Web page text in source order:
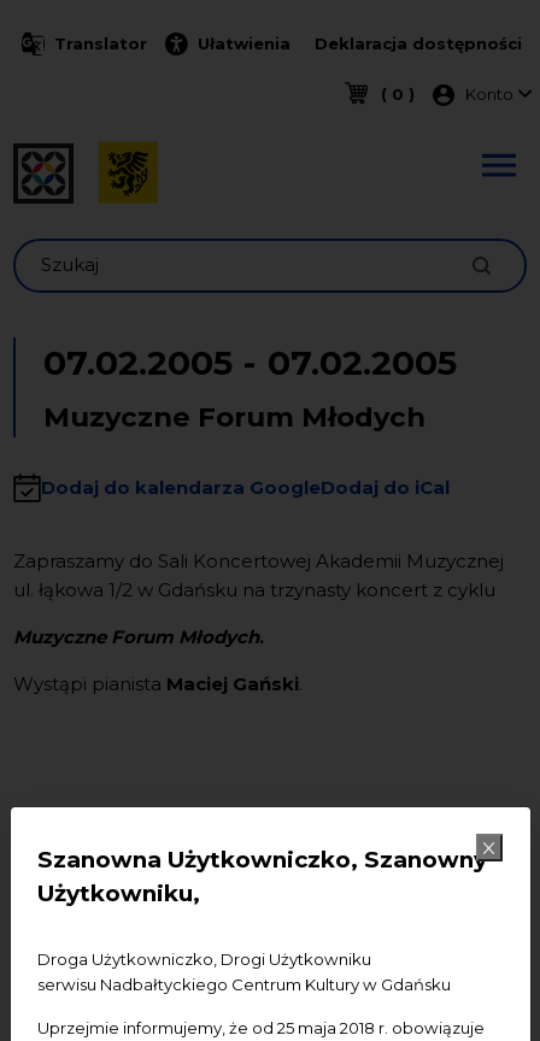
Szanowna Użytkowniczko, Szanowny
Użytkowniku,
Droga Użytkowniczko, Drogi Użytkowniku
serwisu Nadbałtyckiego Centrum Kultury w Gdańsku
Uprzejmie informujemy, że od 25 maja 2018 r. obowiązuje
Translator Ułatwienia Deklaracja dostępności
( 0 ) Menu
Konto
Szukaj
07.02.2005 - 07.02.2005
Muzyczne Forum Młodych
Dodaj do kalendarza GoogleDodaj do iCal
Zapraszamy do Sali Koncertowej Akademii Muzycznej
ul. łąkowa 1/2 w Gdańsku na trzynasty koncert z cyklu
Muzyczne Forum Młodych.
Wystąpi pianista Maciej Gański.
F. Chopin - Polnez As - dur op. 53
- Mazurki op.24
nr 1 g - moll
nr 3 As - dur
K. Szymanowski - Wariacje b - moll op. 3